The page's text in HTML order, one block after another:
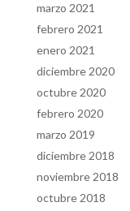
marzo 2021
febrero 2021
enero 2021
diciembre 2020
octubre 2020
febrero 2020
marzo 2019
diciembre 2018
noviembre 2018
octubre 2018